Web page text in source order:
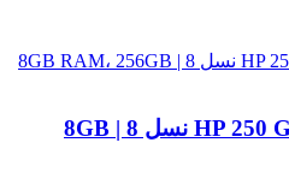
لپ تاپ استوک HP 250 G7 Core i7 نسل 8 | 8GB